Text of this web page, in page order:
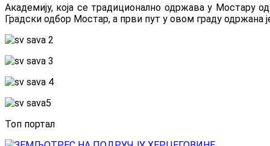
Академију, која се традиционално одржава у Мостару
Градски одбор Мостар, а први пут у овом граду одржана
Топ портал